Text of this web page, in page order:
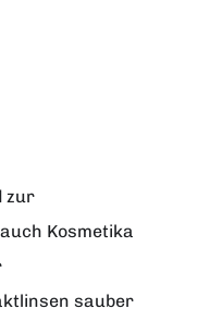
zur
Kosmetika
sauber